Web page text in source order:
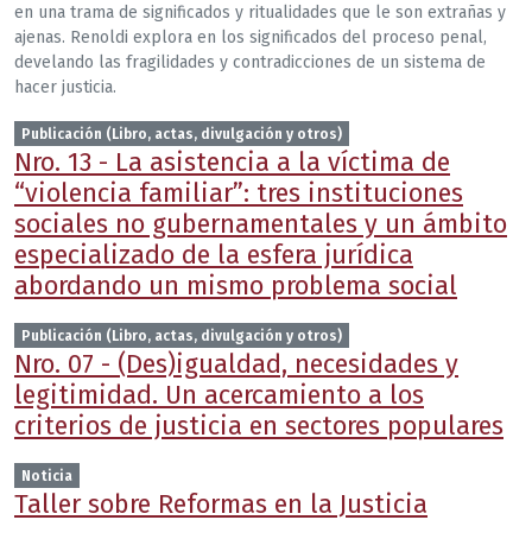
en una trama de significados y ritualidades que le son extrañas y
ajenas. Renoldi explora en los significados del proceso penal,
develando las fragilidades y contradicciones de un sistema de
hacer justicia.
Publicación (Libro, actas, divulgación y otros)
Nro. 13 - La asistencia a la víctima de
“violencia familiar”: tres instituciones
sociales no gubernamentales y un ámbito
especializado de la esfera jurídica
abordando un mismo problema social
Publicación (Libro, actas, divulgación y otros)
Nro. 07 - (Des)igualdad, necesidades y
legitimidad. Un acercamiento a los
criterios de justicia en sectores populares
Noticia
Taller sobre Reformas en la Justicia